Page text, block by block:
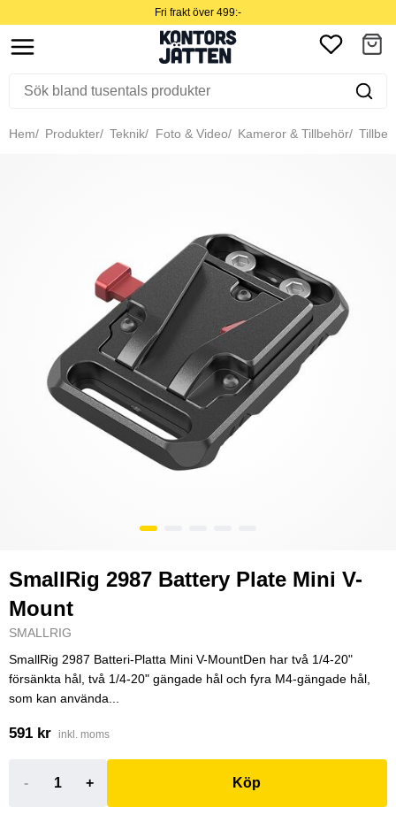
Fri frakt över 499:-
Hem Produkter Teknik Foto & Video Kameror & Tillbehör
SmallRig 2987 Battery Plate Mini V-
Mount
SMALLRIG
SmallRig 2987 Batteri-Platta Mini V-MountDen har två 1/4-20"
försänkta hål, två 1/4-20" gängade hål och fyra M4-gängade hål,
som kan använda...
591 kr inkl. moms
- + Köp